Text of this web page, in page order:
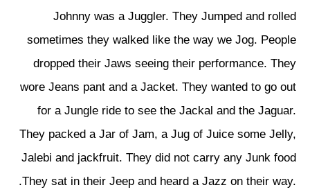
Johnny was a Juggler. They Jumped and rolled
sometimes they walked like the way we Jog. People
dropped their Jaws seeing their performance. They
wore Jeans pant and a Jacket. They wanted to go out
for a Jungle ride to see the Jackal and the Jaguar.
They packed a Jar of Jam, a Jug of Juice some Jelly,
Jalebi and jackfruit. They did not carry any Junk food
.They sat in their Jeep and heard a Jazz on their way.